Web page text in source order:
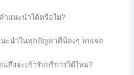
แนะนำได้หรือไม่?
ะนำในทุกปัญหาที่น้องๆ พบเจอ
ถึงจะเข้ารับบริการได้ไหม?